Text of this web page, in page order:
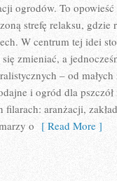
ogrodów. To
strefę relaksu,
W centrum tej idei
zmieniać, a
– od
i ogród dla
filarach: aranżacji,
o [ Read More ]